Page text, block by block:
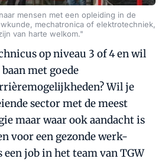
mensen met een opleiding in de
mechatronica of elektrotechniek,
van harte welkom."
op niveau 3 of 4 en wil
met goede
Wil je
sector met de meest
maar waar ook aandacht is
voor een gezonde werk-
een job in het team van TGW